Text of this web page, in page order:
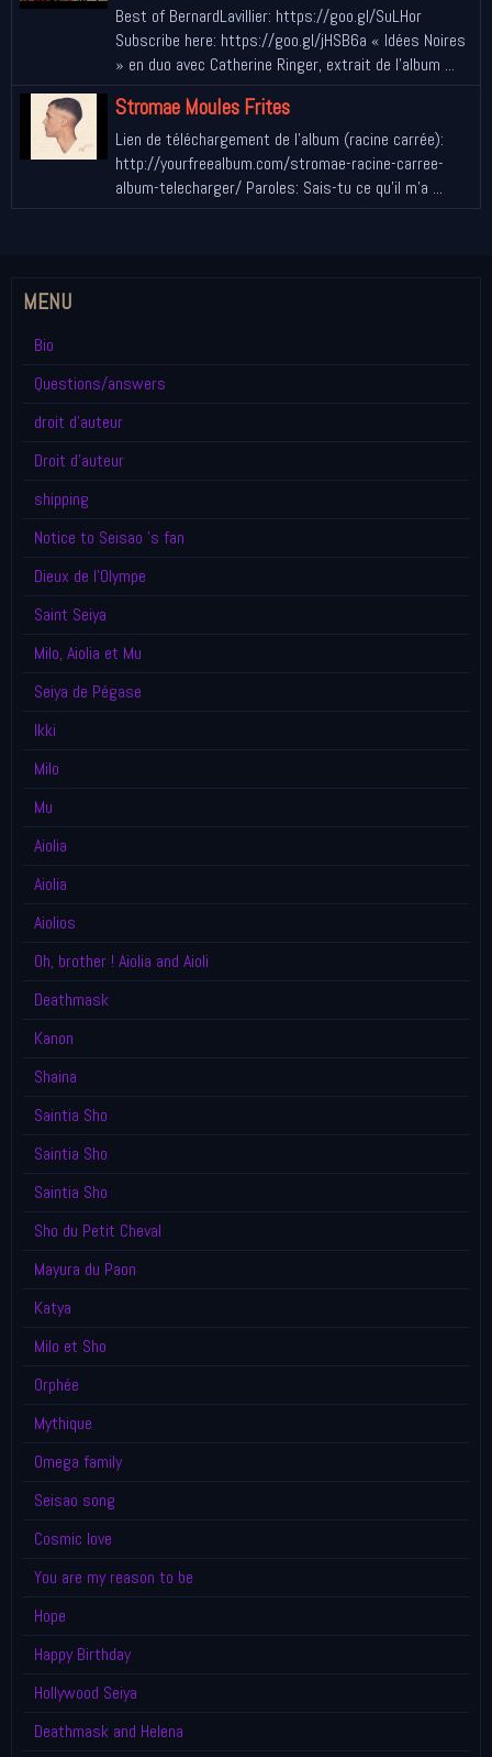
Best of BernardLavillier: https://goo.gl/SuLHor
Subscribe here: https://goo.gl/jHSB6a « Idées Noires
» en duo avec Catherine Ringer, extrait de l’album ...
Stromae Moules Frites
Lien de téléchargement de l'album (racine carrée):
http://yourfreealbum.com/stromae-racine-carree-
album-telecharger/ Paroles: Sais-tu ce qu'il m'a ...
MENU
Bio
Questions/answers
droit d'auteur
Droit d'auteur
shipping
Notice to Seisao 's fan
Dieux de l'Olympe
Saint Seiya
Milo, Aiolia et Mu
Seiya de Pégase
Ikki
Milo
Mu
Aiolia
Aiolia
Aiolios
Oh, brother ! Aiolia and Aioli
Deathmask
Kanon
Shaina
Saintia Sho
Saintia Sho
Saintia Sho
Sho du Petit Cheval
Mayura du Paon
Katya
Milo et Sho
Orphée
Mythique
Omega family
Seisao song
Cosmic love
You are my reason to be
Hope
Happy Birthday
Hollywood Seiya
Deathmask and Helena